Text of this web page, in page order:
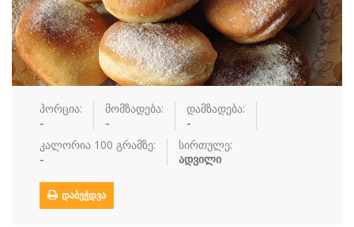
ფასტ ფუდი ფუნთუშები ქათამი ქართული
ყავა ჩაი ცომეული ხორცი
ჯანსაღი კვ…
რეცეპტები
დაგვიკავშირდით
პორცია:
-
მომზადება:
-
დამზადება:
-
კალორია 100 გრამზე:
-
სირთულე:
ადვილი
ᲓᲐᲑᲔᲭᲓᲕᲐ